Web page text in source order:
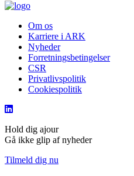
Om os
Karriere i ARK
Nyheder
Forretningsbetingelser
CSR
Privatlivspolitik
Cookiespolitik
Hold dig ajour
Gå ikke glip af nyheder
Tilmeld dig nu